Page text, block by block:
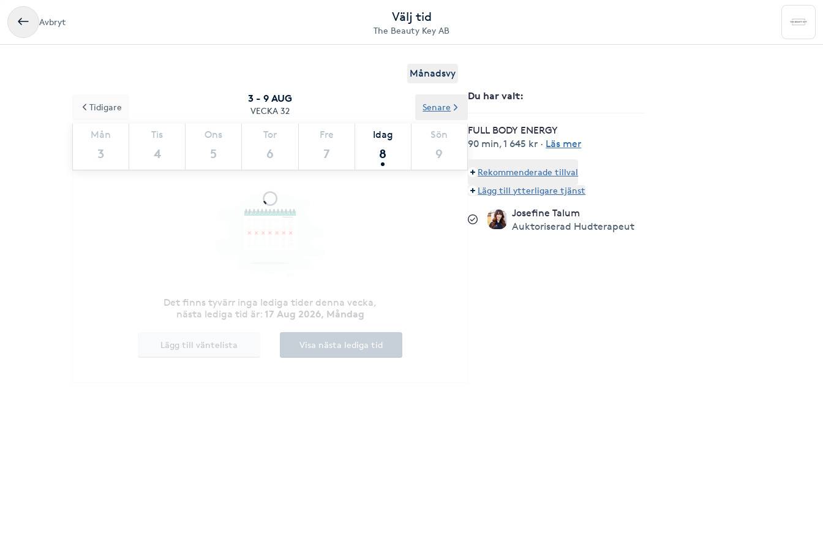
Avbryt Välj tid
The Beauty Key AB
Månadsvy
3 - 9 AUG
VECKA 32
Mån
3
Tis
4
Ons
5
Tor
6
Fre
7
Idag
8
Sön
9
Tidigare Senare
Det finns tyvärr inga lediga tider denna vecka,
nästa lediga tid är: 17 Aug 2026, Måndag
Lägg till väntelista Visa nästa lediga tid
Du har valt:
FULL BODY ENERGY
90 min,1 645 kr · Läs mer
Rekommenderade tillval
Lägg till ytterligare tjänst
Josefine Talum
Auktoriserad Hudterapeut